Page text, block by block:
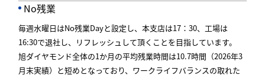
No残業
毎週水曜日はNo残業Dayと設定し、本支店は17：30、工場は
16:30で退社し、リフレッシュして頂くことを目指しています。
旭ダイヤモンド全体の1か月の平均残業時間は10.7時間（2026年3
月末実績）と短めとなっており、ワークライフバランスの取れた